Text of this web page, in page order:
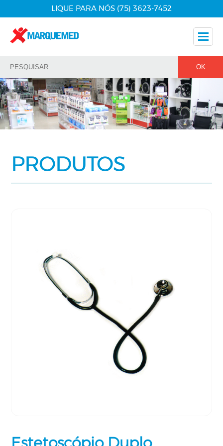
LIQUE PARA NÓS (75) 3623-7452
Nossos Produtos
Dicas
Fale Conosco
PRODUTOS